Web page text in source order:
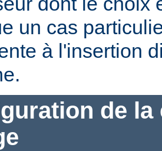
un cas
à l'insertion
de la